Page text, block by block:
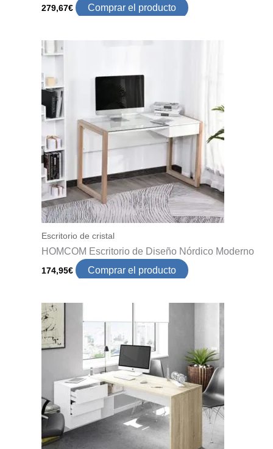
279,67€ Comprar el producto
Escritorio de cristal
HOMCOM Escritorio de Diseño Nórdico Moderno
174,95€ Comprar el producto